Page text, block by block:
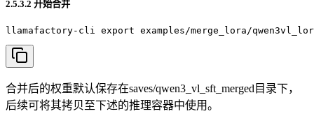
2.5.3.2 开始合并
llamafactory-cli export examples/merge_lora/
合并后的权重默认保存在saves/qwen3_vl_sft_merged目录下，
后续可将其拷贝至下述的推理容器中使用。